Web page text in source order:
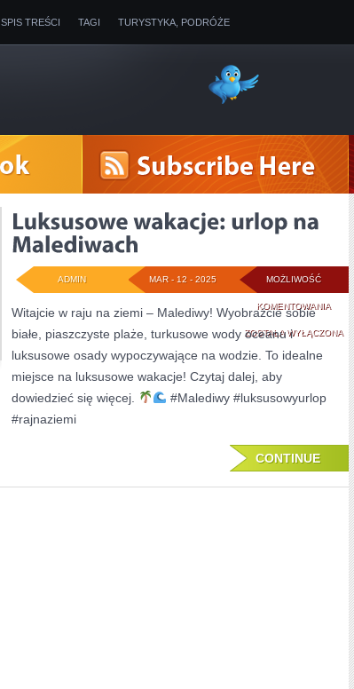
SPIS TREŚCI TAGI TURYSTYKA, PODRÓŻE
MOŻLIWOŚĆ
KOMENTOWANIA
ZOSTAŁA WYŁĄCZONA
MAR - 12 - 2025
ADMIN
Witajcie w raju na ziemi – Malediwy! Wyobraźcie sobie
białe, piaszczyste plaże, turkusowe wody oceanu i
luksusowe osady wypoczywające na wodzie. To idealne
miejsce na luksusowe wakacje! Czytaj dalej, aby
dowiedzieć się więcej.
#Malediwy #luksusowyurlop
#rajnaziemi
CONTINUE